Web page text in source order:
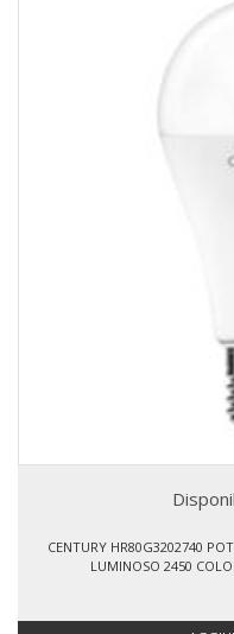
CENTURY HR80G3202740
LUMINOSO 2450